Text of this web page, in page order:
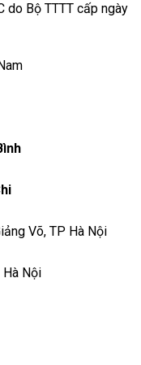
do Bộ TTTT cấp ngày
Võ, TP Hà Nội
Hà Nội